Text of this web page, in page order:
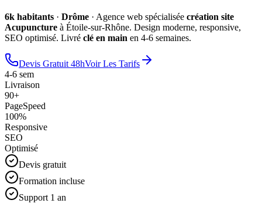
6k habitants · Drôme · Agence web spécialisée création site
Acupuncture à Étoile-sur-Rhône. Design moderne, responsive,
SEO optimisé. Livré clé en main en 4-6 semaines.
Devis Gratuit 48hVoir Les Tarifs
4-6 sem
Livraison
90+
PageSpeed
100%
Responsive
SEO
Optimisé
Devis gratuit
Formation incluse
Support 1 an